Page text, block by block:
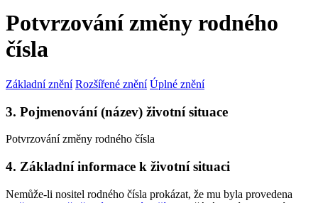
Potvrzování změny rodného
čísla
Základní znění Rozšířené znění Úplné znění
3. Pojmenování (název) životní situace
Potvrzování změny rodného čísla
4. Základní informace k životní situaci
Nemůže-li nositel rodného čísla prokázat, že mu byla provedena